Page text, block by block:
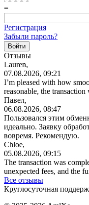
=
Регистрация
Забыли пароль?
Отзывы
Lauren,
07.08.2026, 09:21
I’m pleased with how
reasonable, the
Павел,
06.08.2026, 08:47
Пользовался этим
идеально. Заявку
вовремя. Рекомендую.
Chloe,
05.08.2026, 09:15
The transaction was
unexpected fees, and the
Все отзывы
Круглосуточная